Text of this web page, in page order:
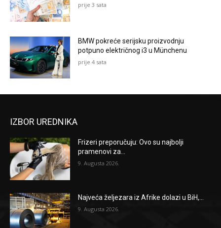
prije 3 sata
BMW pokreće serijsku proizvodnju
potpuno električnog i3 u Münchenu
prije 4 sata
IZBOR UREDNIKA
Frizeri preporučuju: Ovo su najbolji
pramenovi za...
9. Augusta 2026.
Najveća željezara iz Afrike dolazi u BiH,...
9. Augusta 2026.